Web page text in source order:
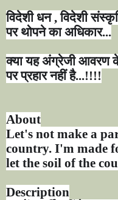
विदेशी धन,विदेशी
पर थोपने का अधिकार...
क्या यह अंग्रेजी आवरण
पर प्रहार नहीं है...!!!!
About
Let's not make a
country. I'm made
let the soil of the
Description